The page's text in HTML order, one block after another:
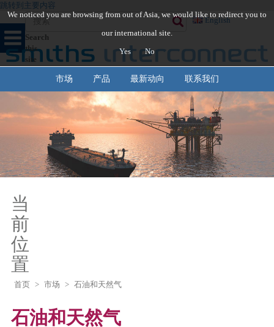
We noticed you are browsing from out of Asia, we would like to redirect you to
our international site.
Yes
No
跳转到主要内容
Search
this
site
English
市场 产品 最新动向 联系我们
当
前
位
置
首页 > 市场 > 石油和天然气
石油和天然气